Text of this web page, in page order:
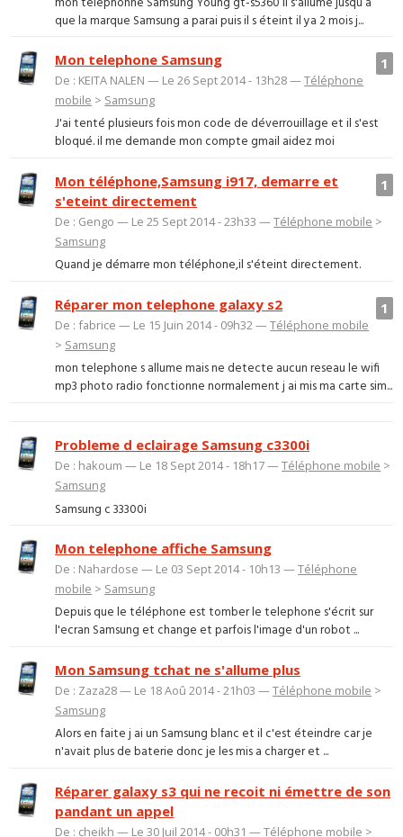
que la marque Samsung a parai puis il s éteint il ya 2 mois j...
1
Mon telephone Samsung
De : KEITA NALEN — Le 26 Sept 2014 - 13h28 —Téléphone
mobile > Samsung
J'ai tenté plusieurs fois mon code de déverrouillage et il s'est
bloqué. il me demande mon compte gmail aidez moi
1
Mon téléphone,Samsung i917, demarre et
s'eteint directement
De : Gengo — Le 25 Sept 2014 - 23h33 —Téléphone mobile >
Samsung
Quand je démarre mon téléphone,il s'éteint directement.
1
Réparer mon telephone galaxy s2
De : fabrice — Le 15 Juin 2014 - 09h32 —Téléphone mobile
> Samsung
mon telephone s allume mais ne detecte aucun reseau le wifi
mp3 photo radio fonctionne normalement j ai mis ma carte sim...
Probleme d eclairage Samsung c3300i
De : hakoum — Le 18 Sept 2014 - 18h17 —Téléphone mobile >
Samsung
Samsung c 33300i
Mon telephone affiche Samsung
De : Nahardose — Le 03 Sept 2014 - 10h13 —Téléphone
mobile > Samsung
Depuis que le téléphone est tomber le telephone s'écrit sur
l'ecran Samsung et change et parfois l'image d'un robot ...
Mon Samsung tchat ne s'allume plus
De : Zaza28 — Le 18 Aoû 2014 - 21h03 —Téléphone mobile >
Samsung
Alors en faite j ai un Samsung blanc et il c'est éteindre car je
n'avait plus de baterie donc je les mis a charger et ...
Réparer galaxy s3 qui ne recoit ni émettre de son
pandant un appel
De : cheikh — Le 30 Juil 2014 - 00h31 —Téléphone mobile >